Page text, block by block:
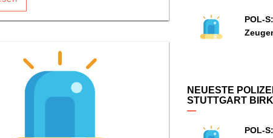
POL-
NEUESTE
STUTTGART
POL-